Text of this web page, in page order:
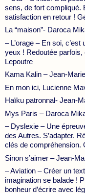
sens, de fort compliqué.
satisfaction en retour !
La “maison”- Daroca
– L’orage – En soi,
yeux ! Redoutée
Lepoutre
Kama Kalin – Jean-
En mon ici, Lucienne
Haïku patronnal- Jean-
Mys Paris – Daroca
– Dyslexie – Une
des Autres. S’adapter.
clés de compréhension.
Sinon s’aimer – Jean-
– Aviation – Créer un
imagination se balade !
bonheur d’écrire avec